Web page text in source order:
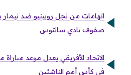
اتهامات من نجل روبينيو ضد نيمار
صفوف نادي سانتوس
الاتحاد الأفريقي يعدل موعد
في كأس أمم الناشئين